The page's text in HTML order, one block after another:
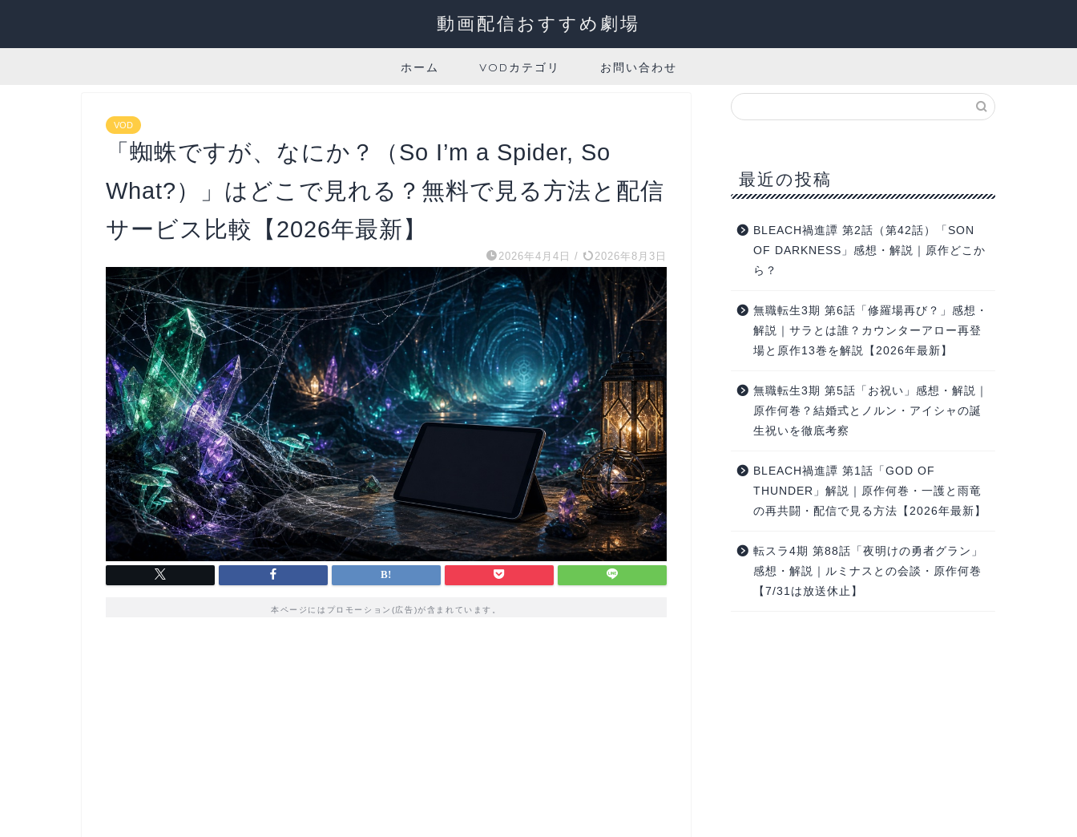
動画配信おすすめ劇場
ホーム VODカテゴリ お問い合わせ
VOD
「蜘蛛ですが、なにか？（So I’m a Spider, So
What?）」はどこで見れる？無料で見る方法と配信
サービス比較【2026年最新】
2026年4月4日 / 2026年8月3日
本ページにはプロモーション(広告)が含まれています。
最近の投稿
BLEACH禍進譚 第2話（第42話）「SON
OF DARKNESS」感想・解説｜原作どこか
ら？
無職転生3期 第6話「修羅場再び？」感想・
解説｜サラとは誰？カウンターアロー再登
場と原作13巻を解説【2026年最新】
無職転生3期 第5話「お祝い」感想・解説｜
原作何巻？結婚式とノルン・アイシャの誕
生祝いを徹底考察
BLEACH禍進譚 第1話「GOD OF
THUNDER」解説｜原作何巻・一護と雨竜
の再共闘・配信で見る方法【2026年最新】
転スラ4期 第88話「夜明けの勇者グラン」
感想・解説｜ルミナスとの会談・原作何巻
【7/31は放送休止】